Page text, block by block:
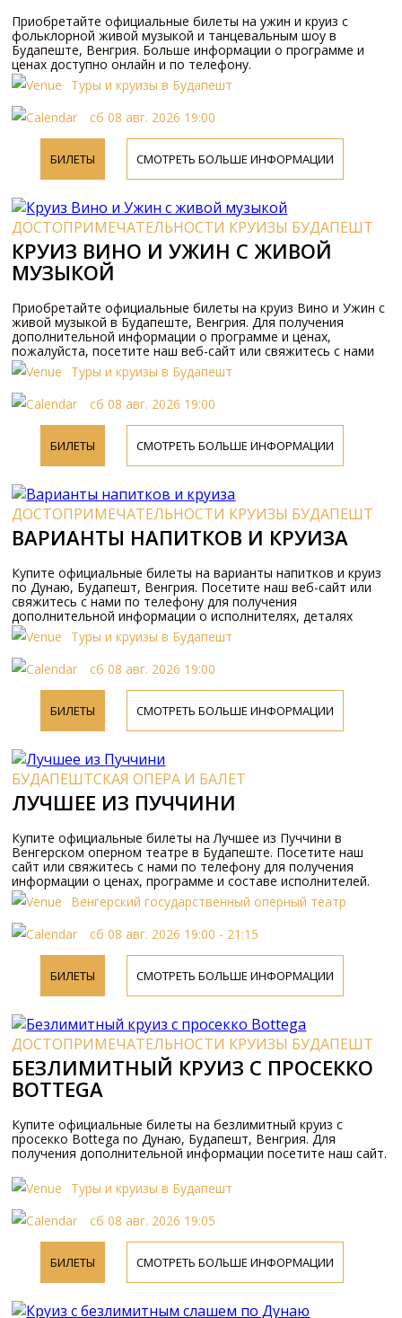
Приобретайте официальные билеты на ужин и круиз с
фольклорной живой музыкой и танцевальным шоу в
Будапеште, Венгрия. Больше информации о программе и
ценах доступно онлайн и по телефону.
Туры и круизы в Будапешт
сб 08 авг. 2026 19:00
БИЛЕТЫ СМОТРЕТЬ БОЛЬШЕ ИНФОРМАЦИИ
ДОСТОПРИМЕЧАТЕЛЬНОСТИ КРУИЗЫ БУДАПЕШТ
КРУИЗ ВИНО И УЖИН С ЖИВОЙ
МУЗЫКОЙ
Приобретайте официальные билеты на круиз Вино и Ужин с
живой музыкой в Будапеште, Венгрия. Для получения
дополнительной информации о программе и ценах,
пожалуйста, посетите наш веб-сайт или свяжитесь с нами
по телефону.Туры и круизы в Будапешт
сб 08 авг. 2026 19:00
БИЛЕТЫ СМОТРЕТЬ БОЛЬШЕ ИНФОРМАЦИИ
ДОСТОПРИМЕЧАТЕЛЬНОСТИ КРУИЗЫ БУДАПЕШТ
ВАРИАНТЫ НАПИТКОВ И КРУИЗА
Купите официальные билеты на варианты напитков и круиз
по Дунаю, Будапешт, Венгрия. Посетите наш веб-сайт или
свяжитесь с нами по телефону для получения
дополнительной информации о исполнителях, деталях
программы и ценах на билеты.
Туры и круизы в Будапешт
сб 08 авг. 2026 19:00
БИЛЕТЫ СМОТРЕТЬ БОЛЬШЕ ИНФОРМАЦИИ
БУДАПЕШТСКАЯ ОПЕРА И БАЛЕТ
ЛУЧШЕЕ ИЗ ПУЧЧИНИ
Купите официальные билеты на Лучшее из Пуччини в
Венгерском оперном театре в Будапеште. Посетите наш
сайт или свяжитесь с нами по телефону для получения
информации о ценах, программе и составе исполнителей.
Bенгеpский госудаpственный опеpный театp
сб 08 авг. 2026 19:00 - 21:15
БИЛЕТЫ СМОТРЕТЬ БОЛЬШЕ ИНФОРМАЦИИ
ДОСТОПРИМЕЧАТЕЛЬНОСТИ КРУИЗЫ БУДАПЕШТ
БЕЗЛИМИТНЫЙ КРУИЗ С ПРОСЕККО
BOTTEGA
Купите официальные билеты на безлимитный круиз с
просекко Bottega по Дунаю, Будапешт, Венгрия. Для
получения дополнительной информации посетите наш сайт.
Туры и круизы в Будапешт
сб 08 авг. 2026 19:05
БИЛЕТЫ СМОТРЕТЬ БОЛЬШЕ ИНФОРМАЦИИ